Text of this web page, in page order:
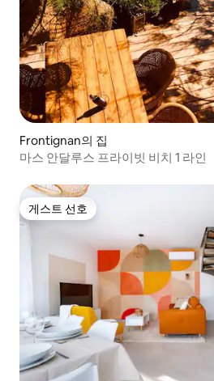
Frontignan의 집
마스 안달루스 프라이빗 비치 1 라인
게스트 선호
게스트 선호